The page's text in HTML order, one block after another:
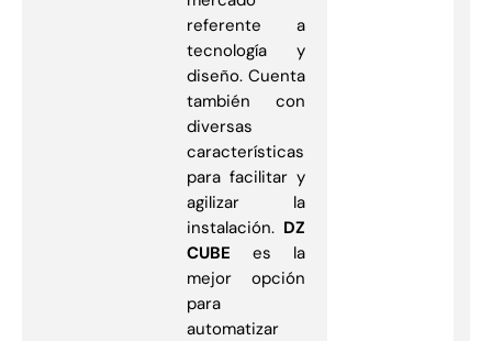
referente a
tecnología y
diseño. Cuenta
también con
diversas
características
para facilitar y
agilizar la
instalación. DZ
CUBE es la
mejor opción
para
automatizar